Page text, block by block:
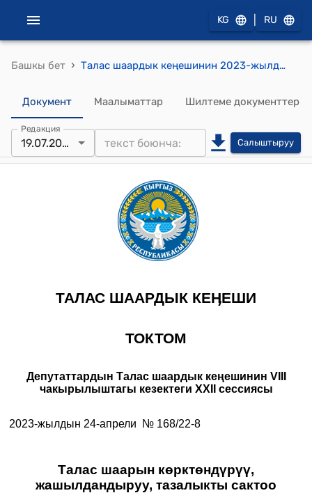
KG RU
Башкы бет › Талас шаардык кеңешинин 2023-жылдын 24-апрелиндеги № 168/22-8 "Талас шаарын көрктөндүрүү, жашылдандыруу, тазалыкты сактоо эрежесин бекитүү жөнүндө" токтому
Документ Маалыматтар Шилтеме документтер
Редакция
19.07.2023 Салыштыруу